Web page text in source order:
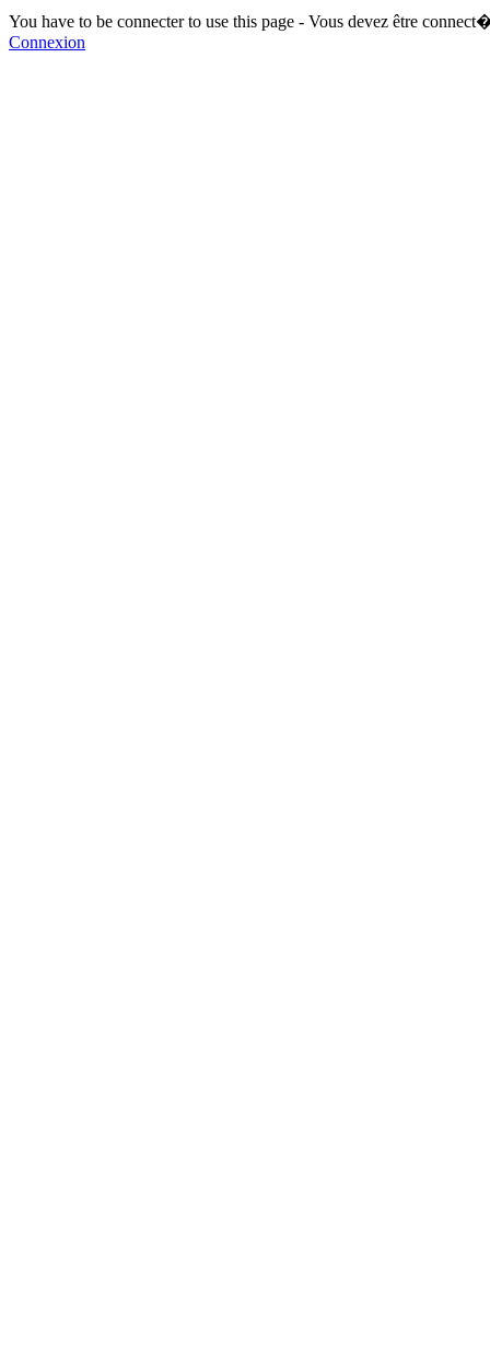
You have to be connecter to use this page - Vous devez être
Connexion